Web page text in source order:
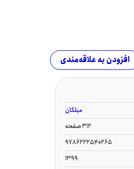
افزودن به علاقه‌مندی
میلکان
312 صفحه
9786222540265
1399